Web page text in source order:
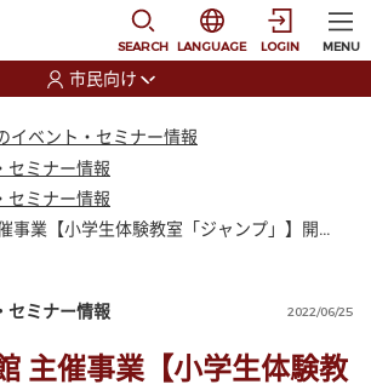
SEARCH
選択すると言語の切
LANGUAGE LOGIN MENU
市民向け
イベント・セミナー情報
セミナー情報
セミナー情報
北会津公民館 主催事業【小学生体験教室「ジャンプ」】開講式＆第１回学習会
セミナー情報 2022/06/25
主催事業【小学生体験教